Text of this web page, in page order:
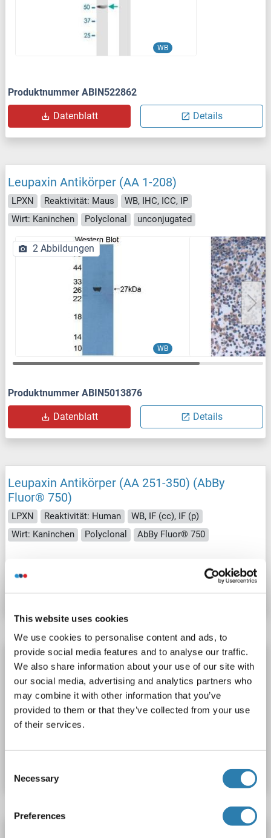
This website uses cookies
We use cookies to personalise content and ads, to
provide social media features and to analyse our traffic.
We also share information about your use of our site with
our social media, advertising and analytics partners who
may combine it with other information that you’ve
provided to them or that they’ve collected from your use
of their services.
Selection
Necessary
Preferences
WB
Produktnummer ABIN522862
Datenblatt Details
Leupaxin Antikörper (AA 1-208)
LPXN Reaktivität: Maus
WB, IHC, ICC, IP
Wirt: Kaninchen
Polyclonal unconjugated
WB
2 Abbildungen
Produktnummer ABIN5013876
Datenblatt Details
Leupaxin Antikörper (AA 251-350) (AbBy
Fluor® 750)
LPXN Reaktivität: Human
WB, IF (cc), IF (p)
Wirt: Kaninchen
Polyclonal AbBy Fluor® 750
Datenblatt Details
Leupaxin Antikörper (AA 251-350) (AbBy
Fluor® 680)
LPXN Reaktivität: Human
WB, IF (cc), IF (p)
Wirt: Kaninchen
Polyclonal AbBy Fluor® 680